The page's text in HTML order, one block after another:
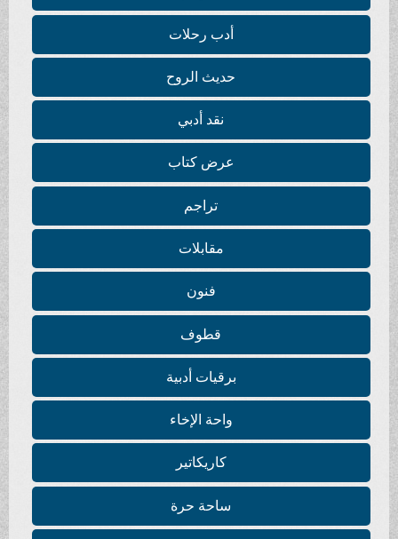
أدب رحلات
حديث الروح
نقد أدبي
عرض كتاب
تراجم
مقابلات
فنون
قطوف
برقيات أدبية
واحة الإخاء
كاريكاتير
ساحة حرة